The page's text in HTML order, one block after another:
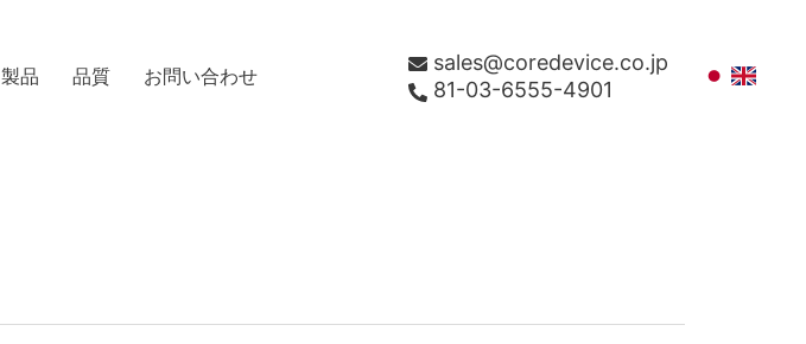
製品 品質 お問い合わせ
sales@coredevice.co.jp
81-03-6555-4901